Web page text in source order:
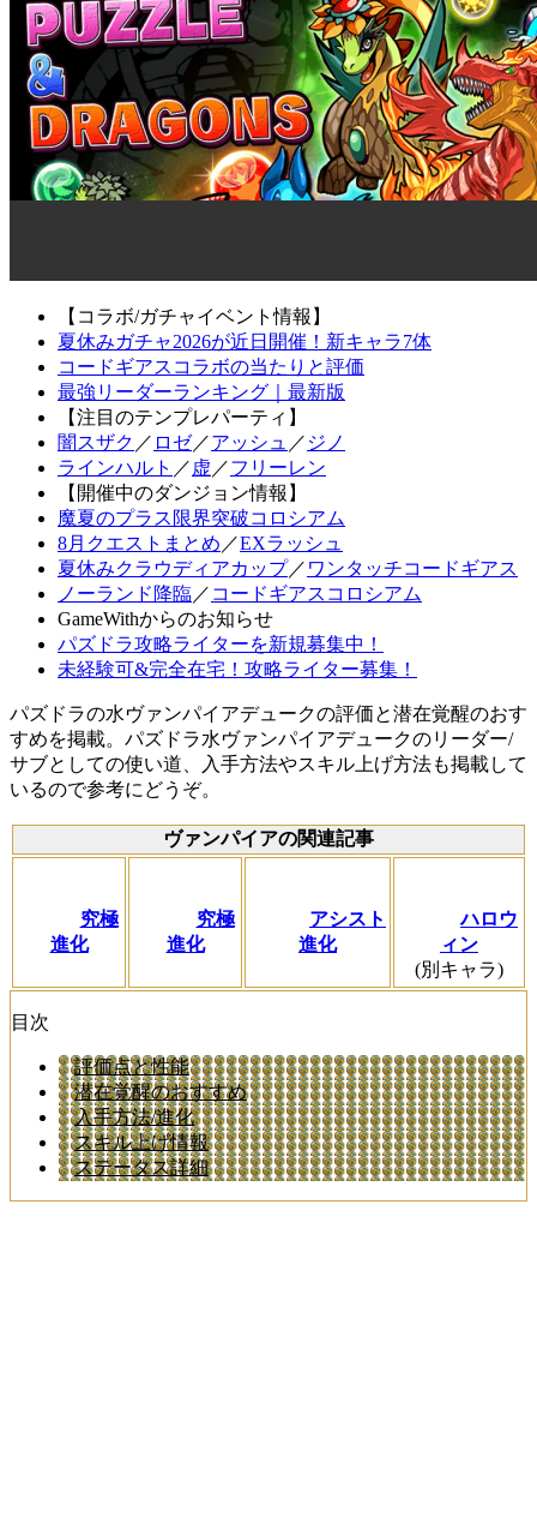
【コラボ/ガチャイベント情報】
夏休みガチャ2026が近日開催！新キャラ7体
コードギアスコラボの当たりと評価
最強リーダーランキング｜最新版
【注目のテンプレパーティ】
闇スザク ／ ロゼ／アッシュ ／ ジノ
ラインハルト ／ 虚 ／フリーレン
【開催中のダンジョン情報】
魔夏のプラス限界突破コロシアム
8月クエストまとめ ／EXラッシュ
夏休みクラウディアカップ／ ワンタッチコードギアス
ノーランド降臨／ コードギアスコロシアム
GameWithからのお知らせ
パズドラ攻略ライターを新規募集中！
未経験可&完全在宅！攻略ライター募集！
パズドラの水ヴァンパイアデュークの評価と潜在覚醒のおす
すめを掲載。パズドラ水ヴァンパイアデュークのリーダー/
サブとしての使い道、入手方法やスキル上げ方法も掲載して
いるので参考にどうぞ。
ヴァンパイアの関連記事
究極
進化
究極
進化
アシスト
進化
ハロウ
ィン
(別キャラ)
目次
評価点と性能
潜在覚醒のおすすめ
入手方法/進化
スキル上げ情報
ステータス詳細